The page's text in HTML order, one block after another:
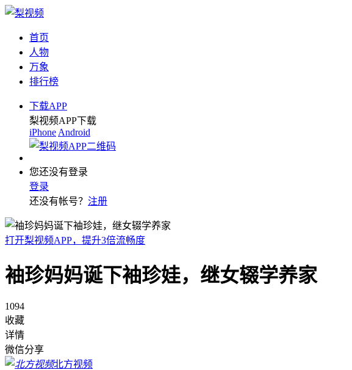
首页
人物
万象
排行榜
下载APP
梨视频APP下载
iPhone Android
您还没有登录
登录
还没有帐号？ 注册
打开梨视频APP，提升3倍流畅度
袖珍妈妈诞下袖珍娃，继女辍学养家
1094
收藏
详情
微信分享
北方视频